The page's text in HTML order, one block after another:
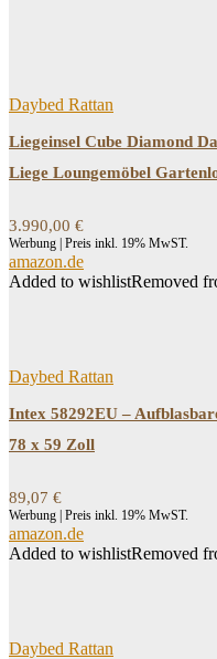
Daybed Rattan
Liegeinsel Cube Diamond
Liege Loungemöbel
3.990,00 €
Werbung | Preis inkl. 19% MwST.
amazon.de
Added to wishlistRemoved
Daybed Rattan
Intex 58292EU –
78 x 59 Zoll
89,07 €
Werbung | Preis inkl. 19% MwST.
amazon.de
Added to wishlistRemoved
Daybed Rattan